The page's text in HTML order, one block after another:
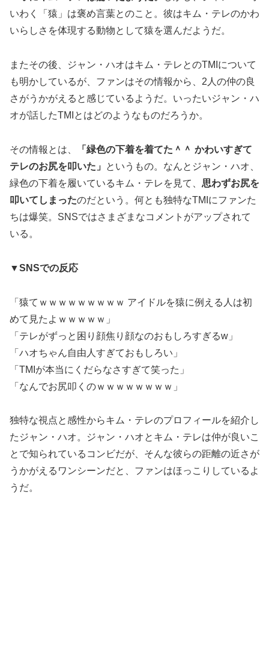
いわく「猿」は褒め言葉とのこと。彼はキム・テレのかわ
いらしさを体現する動物として猿を選んだようだ。
またその後、ジャン・ハオはキム・テレとのTMIについて
も明かしているが、ファンはその情報から、2人の仲の良
さがうかがえると感じているようだ。いったいジャン・ハ
オが話したTMIとはどのようなものだろうか。
その情報とは、
「緑色の下着を着てた＾＾ かわいすぎて
テレのお尻を叩いた」
というもの。なんとジャン・ハオ、
緑色の下着を履いているキム・テレを見て、 思わずお尻を
叩いてしまったのだという。何とも独特なTMIにファンた
ちは爆笑。SNSではさまざまなコメントがアップされて
いる。
▼SNSでの反応
「猿てｗｗｗｗｗｗｗｗｗ アイドルを猿に例える人は初
めて見たよｗｗｗｗｗ」
「テレがずっと困り顔焦り顔なのおもしろすぎるw」
「ハオちゃん自由人すぎておもしろい」
「TMIが本当にくだらなさすぎて笑った」
「なんでお尻叩くのｗｗｗｗｗｗｗｗ」
独特な視点と感性からキム・テレのプロフィールを紹介し
たジャン・ハオ。ジャン・ハオとキム・テレは仲が良いこ
とで知られているコンビだが、そんな彼らの距離の近さが
うかがえるワンシーンだと、ファンはほっこりしているよ
うだ。